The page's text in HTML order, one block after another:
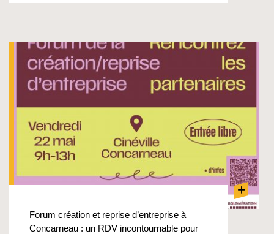
+
Forum création et reprise d’entreprise à
Concarneau : un RDV incontournable pour